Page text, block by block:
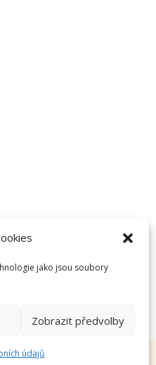
jako jsou soubory
Zobrazit předvolby
údajů